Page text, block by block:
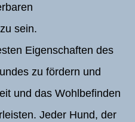
sein.
Eigenschaften des
zu fördern und
und das Wohlbefinden
Jeder Hund, der